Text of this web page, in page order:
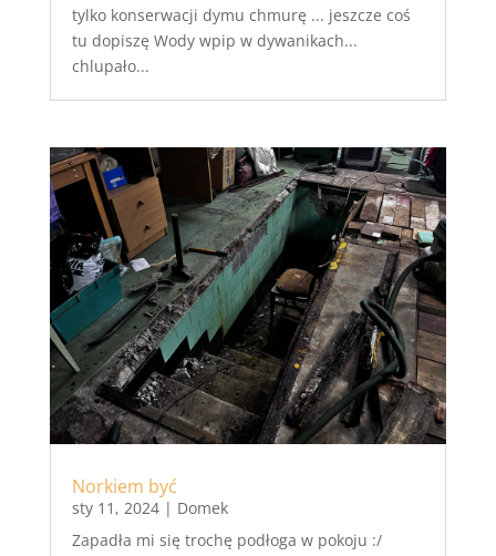
tylko konserwacji dymu chmurę ... jeszcze coś
tu dopiszę Wody wpip w dywanikach...
chlupało...
Norkiem być
sty 11, 2024| Domek
Zapadła mi się trochę podłoga w pokoju :/